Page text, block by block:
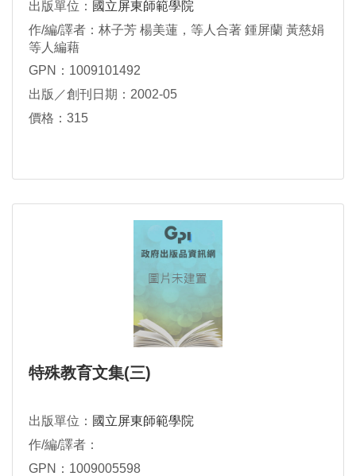
出版單位： 國立屏東師範學院
作/編/譯者：林子芳 楊美蓮，等人合著 鍾屏蘭 黃慈娟
等人編藉
GPN：1009101492
出版／創刊日期：2002-05
價格：315
特殊教育文集(三)
出版單位： 國立屏東師範學院
作/編/譯者：
GPN：1009005598